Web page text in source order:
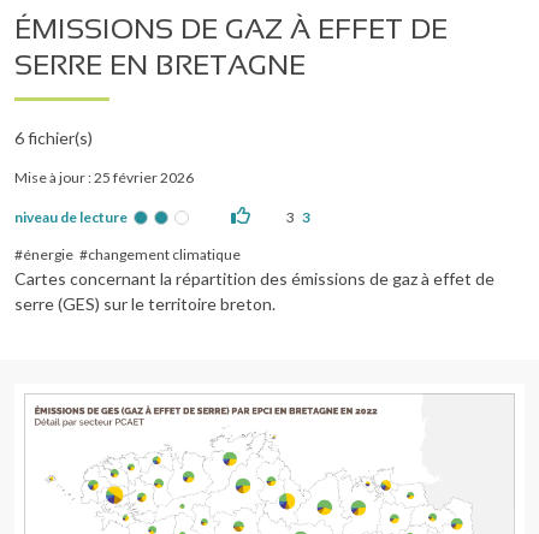
ÉMISSIONS DE GAZ À EFFET DE
SERRE EN BRETAGNE
6fichier(s)
Mise à jour : 25 février 2026
niveau de lecture 3 3
énergie changement climatique
Cartes concernant la répartition des émissions de gaz à effet de
serre (GES) sur le territoire breton.